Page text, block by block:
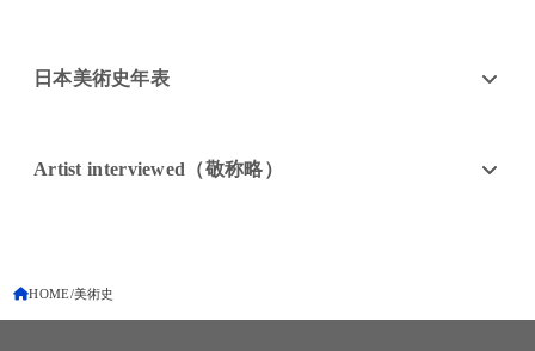
日本美術史年表
Artist interviewed（敬称略）
HOME 美術史